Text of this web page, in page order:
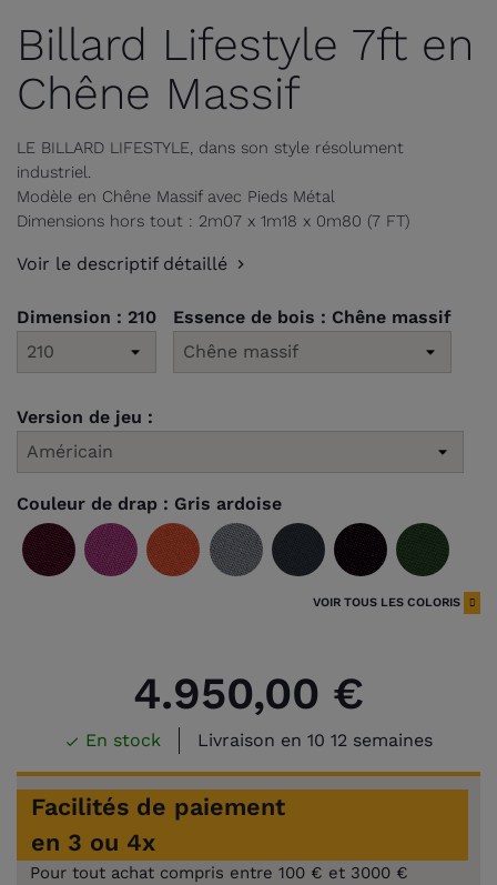
Billard Lifestyle 7ft en
Chêne Massif
LE BILLARD LIFESTYLE, dans son style résolument
industriel.
Modèle en Chêne Massif avec Pieds Métal
Dimensions hors tout : 2m07 x 1m18 x 0m80 (7 FT)
Voir le descriptif détaillé
Dimension : 210 Essence de bois : Chêne massif
Version de jeu :
Couleur de drap : Gris ardoise
Wine Fushia Orange Gris
Gris
ardoise
Noir
Rouge BordeauxBleu
Bleu
électrique
Bleu
pétrole
Spruce Camel
VOIR TOUS LES COLORIS
4.950,00 €
 En stock Livraison en 10 12 semaines
Facilités de paiement
en 3 ou 4x
Pour tout achat compris entre 100 € et 3000 €